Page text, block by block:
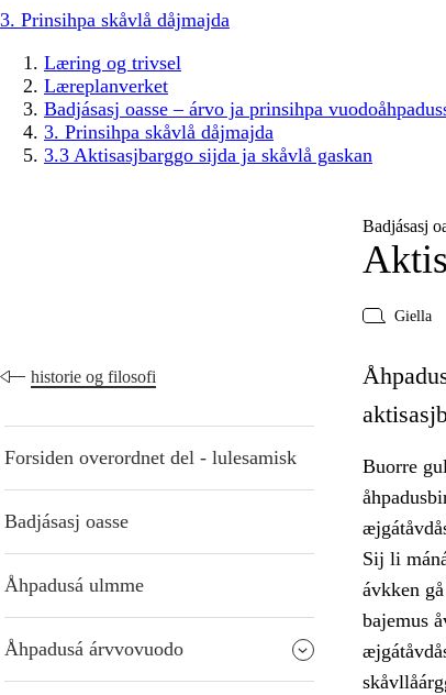
3. Prinsihpa skåvlå dåjmajda
Læring og trivsel
Læreplanverket
Badjásasj oasse – árvo ja prinsihpa
3. Prinsihpa skåvlå dåjmajda
3.3 Aktisasjbarggo sijda ja skåvlå gaskan
Badjásasj
Giella
historie og filosofi
Forsiden overordnet del - lulesamisk
Badjásasj oasse
Åhpadusá ulmme
Åhpadusá árvvovuodo
Buorre
Sij li
ávkken
bajemus